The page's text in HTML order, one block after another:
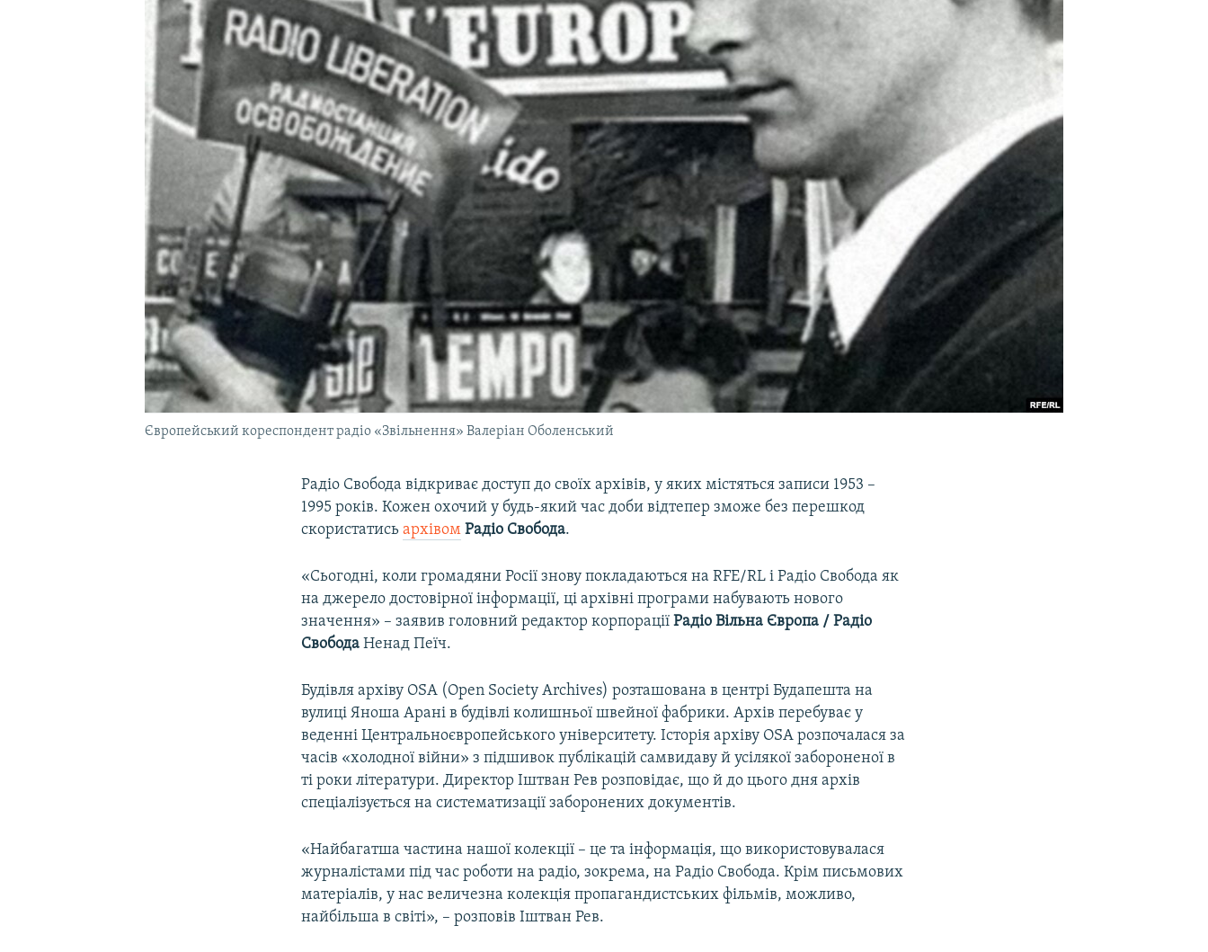
УКРАЇНСЬКА ПРОБЛЕМА КРИМУ
Європейський кореспондент радіо «Звільнення» Валеріан Оболенський
Радіо Свобода відкриває доступ до своїх архівів, у яких містяться записи 1953 –
1995 років. Кожен охочий у будь-який час доби відтепер зможе без перешкод
скористатисьархівом Радіо Свобода.
«Сьогодні, коли громадяни Росії знову покладаються на RFE/RL і Радіо Свобода як
на джерело достовірної інформації, ці архівні програми набувають нового
значення» – заявив головний редактор корпораціїРадіо Вільна Європа / Радіо
Свобода Ненад Пеїч.
Будівля архіву OSA (Open Society Archives) розташована в центрі Будапешта на
вулиці Яноша Арані в будівлі колишньої швейної фабрики. Архів перебуває у
веденні Центральноєвропейського університету. Історія архіву OSA розпочалася за
часів «холодної війни» з підшивок публікацій самвидаву й усілякої забороненої в
ті роки літератури. Директор Іштван Рев розповідає, що й до цього дня архів
спеціалізується на систематизації заборонених документів.
«Найбагатша частина нашої колекції – це та інформація, що використовувалася
журналістами під час роботи на радіо, зокрема, на Радіо Свобода. Крім письмових
матеріалів, у нас величезна колекція пропагандистських фільмів, можливо,
найбільша в світі», – розповів Іштван Рев.